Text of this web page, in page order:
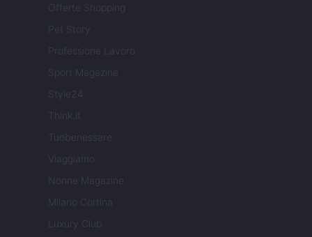
Offerte Shopping
Pet Story
Professione Lavoro
Sport Magazine
Style24
Think.it
Tuobenessere
Viaggiamo
Nonne Magazine
Milano Cortina
Luxury Club